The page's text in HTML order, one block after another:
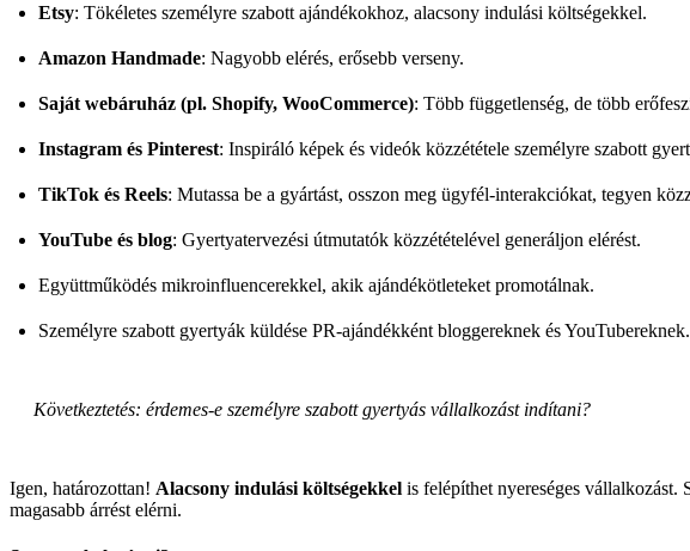
Etsy: Tökéletes személyre szabott ajándékokhoz, alacsony indulási költségekkel.
Amazon Handmade: Nagyobb elérés, erősebb verseny.
Saját webáruház (pl. Shopify, WooCommerce): Több függetlenség, de több
Instagram és Pinterest: Inspiráló képek és videók közzététele személyre szabott
TikTok és Reels: Mutassa be a gyártást, osszon meg ügyfél-interakciókat, tegyen
YouTube és blog: Gyertyatervezési útmutatók közzétételével generáljon elérést.
Együttműködés mikroinfluencerekkel, akik ajándékötleteket promotálnak.
Személyre szabott gyertyák küldése PR-ajándékként bloggereknek és YouTubereknek.
Következtetés: érdemes-e személyre szabott gyertyás vállalkozást indítani?
Igen, határozottan! Alacsony indulási költségekkel is felépíthet nyereséges vállalkozást.
magasabb árrést elérni.